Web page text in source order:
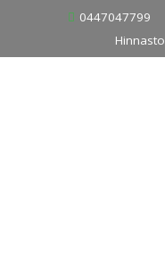
content
0447047799
Hinnasto